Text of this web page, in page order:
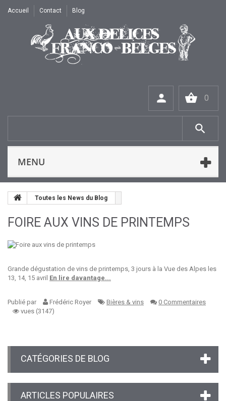
Blog
Contact
Accueil
0
MENU
Toutes les News du Blog
FOIRE AUX VINS DE PRINTEMPS
Grande dégustation de vins de printemps, 3 jours à la Vue des Alpes les
13, 14, 15 avril En lire davantage...
Publié par Frédéric Royer Bières & vins
0 Commentaires
vues (3147)
CATÉGORIES DE BLOG
ARTICLES POPULAIRES